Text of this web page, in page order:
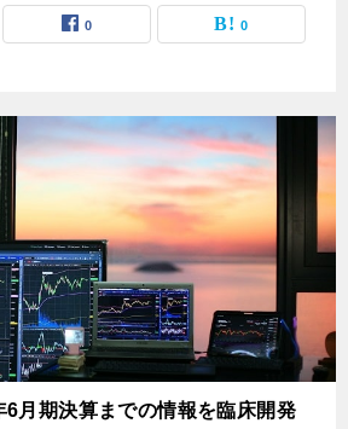
0 0
月期決算までの情報を臨床開発